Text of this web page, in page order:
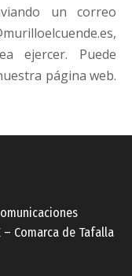
un correo
ejercer. Puede
página web.
– Comarca de Tafalla